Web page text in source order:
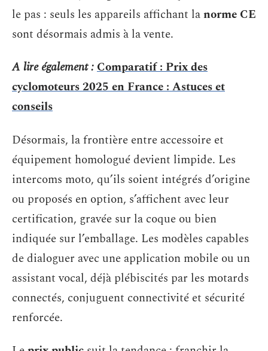
le pas : seuls les appareils affichant lanorme CE
sont désormais admis à la vente.
A lire également :Comparatif : Prix des
cyclomoteurs 2025 en France : Astuces et
conseils
Désormais, la frontière entre accessoire et
équipement homologué devient limpide. Les
intercoms moto, qu’ils soient intégrés d’origine
ou proposés en option, s’affichent avec leur
certification, gravée sur la coque ou bien
indiquée sur l’emballage. Les modèles capables
de dialoguer avec une application mobile ou un
assistant vocal, déjà plébiscités par les motards
connectés, conjuguent connectivité et sécurité
renforcée.